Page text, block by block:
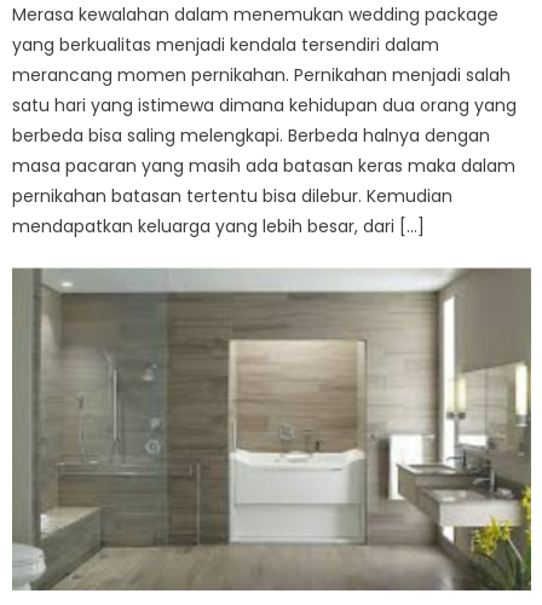
Merasa kewalahan dalam menemukan wedding package
yang berkualitas menjadi kendala tersendiri dalam
merancang momen pernikahan. Pernikahan menjadi salah
satu hari yang istimewa dimana kehidupan dua orang yang
berbeda bisa saling melengkapi. Berbeda halnya dengan
masa pacaran yang masih ada batasan keras maka dalam
pernikahan batasan tertentu bisa dilebur. Kemudian
mendapatkan keluarga yang lebih besar, dari […]